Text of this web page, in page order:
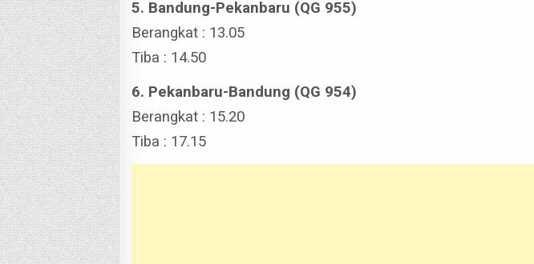
5. Bandung-Pekanbaru (QG 955)
Berangkat : 13.05
Tiba : 14.50
6. Pekanbaru-Bandung (QG 954)
Berangkat : 15.20
Tiba : 17.15